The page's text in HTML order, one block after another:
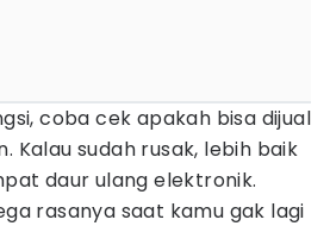
coba cek apakah bisa dijual
Kalau sudah rusak, lebih baik
daur ulang elektronik.
rasanya saat kamu gak lagi